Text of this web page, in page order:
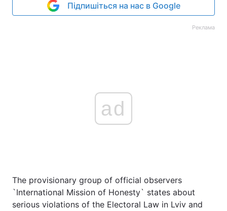
Підпишіться на нас в Google
Реклама
ad
The provisionary group of official observers
`International Mission of Honesty` states about
serious violations of the Electoral Law in Lviv and